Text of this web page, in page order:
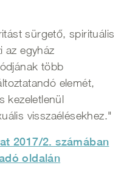
sürgető, spirituális
az egyház
több
elemét,
kezeletlenül
visszaélésekhez."
2017/2. számában
oldalán